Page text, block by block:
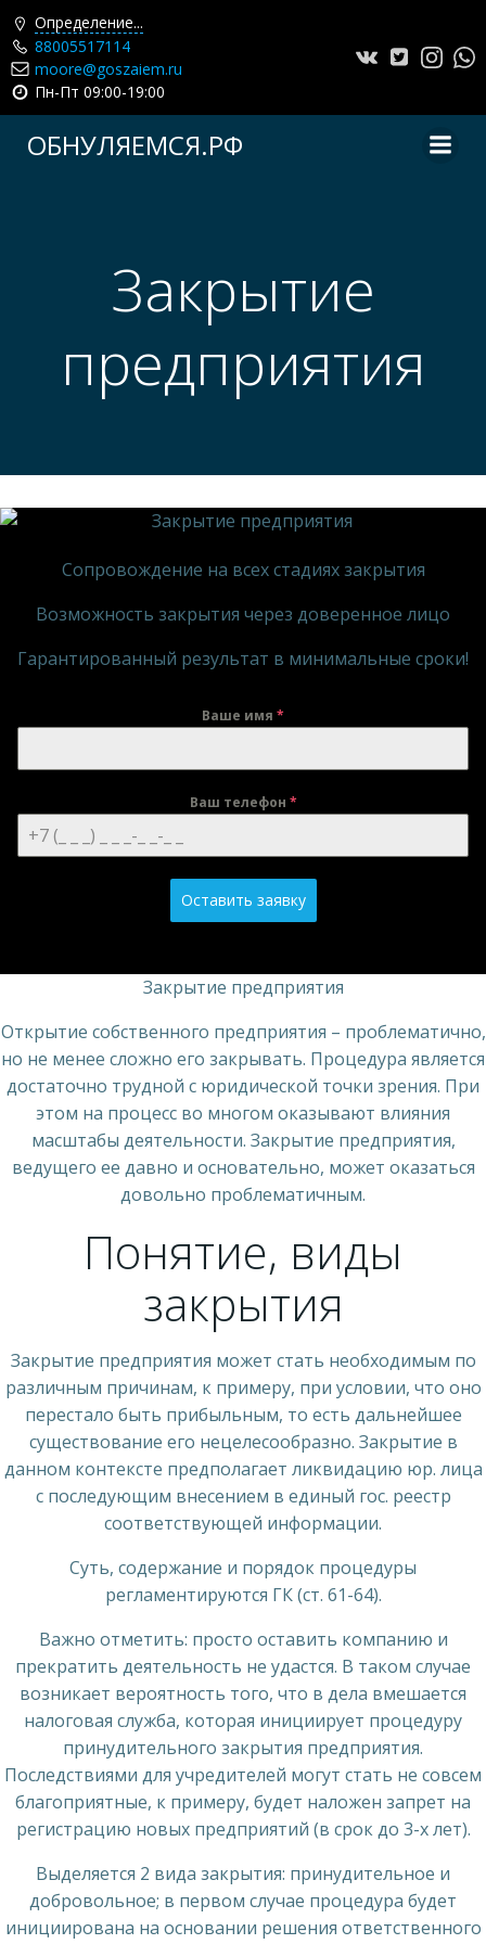
Определение...
88005517114
moore@goszaiem.ru
Пн-Пт 09:00-19:00
ОБНУЛЯЕМСЯ.РФ
Закрытие
предприятия
Сопровождение на всех стадиях закрытия
Возможность закрытия через доверенное лицо
Гарантированный результат в минимальные сроки!
Ваше имя *
Ваш телефон *
Оставить заявку
Закрытие предприятия
Открытие собственного предприятия – проблематично,
но не менее сложно его закрывать. Процедура является
достаточно трудной с юридической точки зрения. При
этом на процесс во многом оказывают влияния
масштабы деятельности. Закрытие предприятия,
ведущего ее давно и основательно, может оказаться
довольно проблематичным.
Понятие, виды
закрытия
Закрытие предприятия может стать необходимым по
различным причинам, к примеру, при условии, что оно
перестало быть прибыльным, то есть дальнейшее
существование его нецелесообразно. Закрытие в
данном контексте предполагает ликвидацию юр. лица
с последующим внесением в единый гос. реестр
соответствующей информации.
Суть, содержание и порядок процедуры
регламентируются ГК (ст. 61-64).
Важно отметить: просто оставить компанию и
прекратить деятельность не удастся. В таком случае
возникает вероятность того, что в дела вмешается
налоговая служба, которая инициирует процедуру
принудительного закрытия предприятия.
Последствиями для учредителей могут стать не совсем
благоприятные, к примеру, будет наложен запрет на
регистрацию новых предприятий (в срок до 3-х лет).
Выделяется 2 вида закрытия: принудительное и
добровольное; в первом случае процедура будет
инициирована на основании решения ответственного